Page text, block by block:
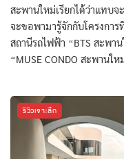
สะพานใหม่เรียกได้ว่าแทบจ
จะขอพามารู้จักกับโครงการ
สถานีรถไฟฟ้า “BTS สะพา
“MUSE CONDO สะพานให
รีวิวเจาะลึก